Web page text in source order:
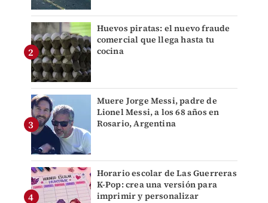
Huevos piratas: el nuevo fraude
comercial que llega hasta tu
cocina
Muere Jorge Messi, padre de
Lionel Messi, a los 68 años en
Rosario, Argentina
Horario escolar de Las Guerreras
K-Pop: crea una versión para
imprimir y personalizar